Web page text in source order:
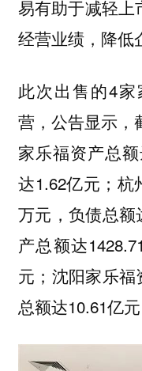
易有助于减轻上
经营业绩，降低
此次出售的4
营，公告显示，
家乐福资产总
达1.62亿元；杭
万元，负债总额
产总额达
元；沈阳家乐
总额达10.61亿元